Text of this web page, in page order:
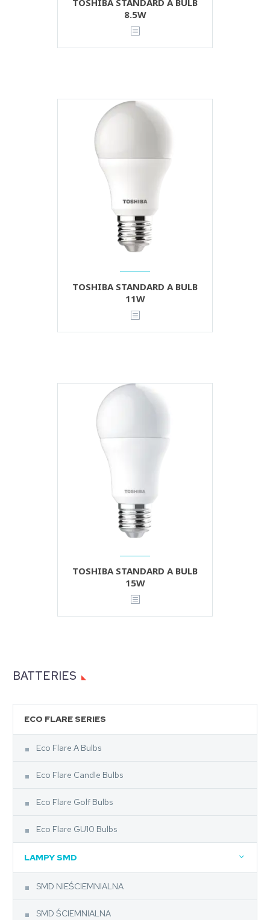
TOSHIBA STANDARD A BULB
8.5W
TOSHIBA STANDARD A BULB
11W
TOSHIBA STANDARD A BULB
15W
BATTERIES
ECO FLARE SERIES
Eco Flare A Bulbs
Eco Flare Candle Bulbs
Eco Flare Golf Bulbs
Eco Flare GU10 Bulbs
LAMPY SMD
SMD NIEŚCIEMNIALNA
SMD ŚCIEMNIALNA